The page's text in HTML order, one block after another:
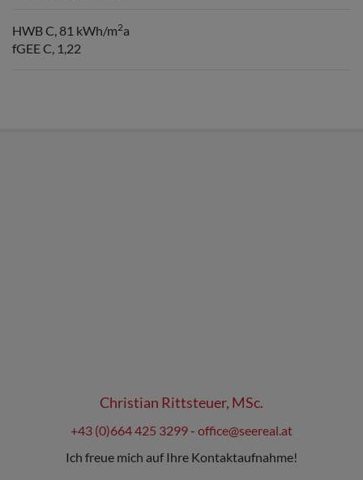
HWBC, 81 kWh/m2a
fGEEC, 1,22
Christian Rittsteuer, MSc.
+43 (0)664 425 3299 - office@seereal.at
Ich freue mich auf Ihre Kontaktaufnahme!